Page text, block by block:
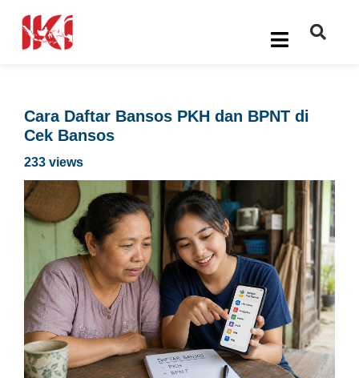
Cara Daftar Bansos PKH dan BPNT di
Cek Bansos
233 views